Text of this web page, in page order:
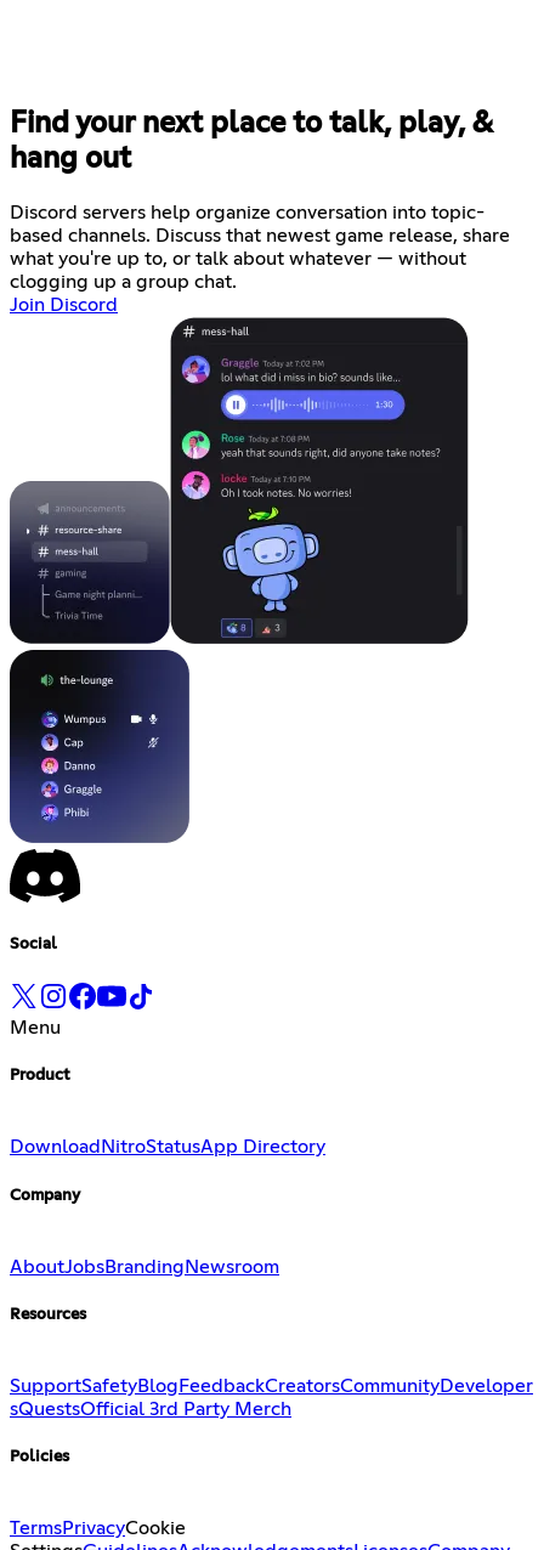
Find your next place to talk, play, &
hang out
Discord servers help organize conversation into topic-
based channels. Discuss that newest game release, share
what you're up to, or talk about whatever — without
clogging up a group chat.
Join Discord
Social
Menu
Product
Download NitroStatusApp Directory
Company
AboutJobsBranding Newsroom
Resources
SupportSafetyBlog FeedbackCreatorsCommunityDeveloper
sQuestsOfficial 3rd Party Merch
Policies
TermsPrivacyCookie